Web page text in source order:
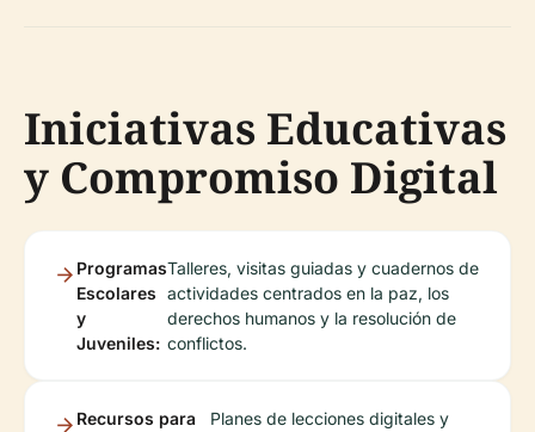
Iniciativas Educativas
y Compromiso Digital
Programas
Escolares
y
Juveniles:
Talleres, visitas guiadas y cuadernos de
actividades centrados en la paz, los
derechos humanos y la resolución de
conflictos.
Recursos para
Planes de lecciones digitales y